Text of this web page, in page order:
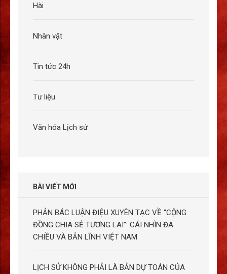
Hài
Nhân vật
Tin tức 24h
Tư liệu
Văn hóa Lịch sử
BÀI VIẾT MỚI
PHẢN BÁC LUẬN ĐIỆU XUYÊN TẠC VỀ “CỘNG
ĐỒNG CHIA SẺ TƯƠNG LAI”: CÁI NHÌN ĐA
CHIỀU VÀ BẢN LĨNH VIỆT NAM
LỊCH SỬ KHÔNG PHẢI LÀ BẢN DỰ TOÁN CỦA